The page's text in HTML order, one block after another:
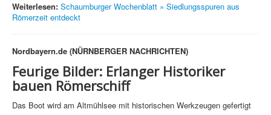
Weiterlesen: Schaumburger Wochenblatt » Siedlungsspuren aus
Römerzeit entdeckt
Nordbayern.de (NÜRNBERGER NACHRICHTEN)
Feurige Bilder: Erlanger Historiker
bauen Römerschiff
Das Boot wird am Altmühlsee mit historischen Werkzeugen gefertigt